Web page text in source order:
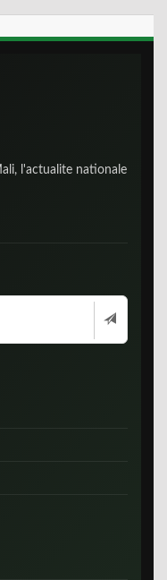
l'actualite nationale